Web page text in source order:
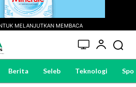
MELANJUTKAN MEMBACA
Berita Seleb Teknologi